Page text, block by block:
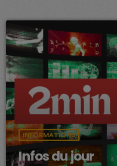
INFORMATIONS
Infos du jour